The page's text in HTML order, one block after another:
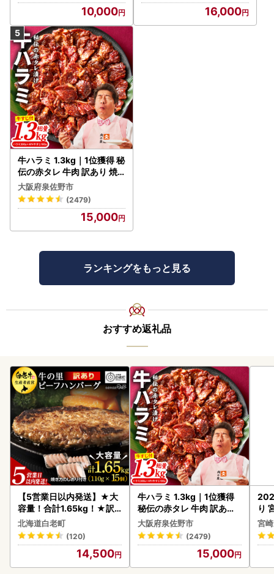
10,000 16,000
牛ハラミ 1.3kg｜1位獲得 秘
伝の赤タレ 牛肉 訳あり 焼
肉 BBQ
大阪府泉佐野市
(2479)
15,000
ランキングをもっと見る
おすすめ返礼品
【5営業日以内発送】★大
容量！合計1.65kg！★訳
あり・牛の里ビーフハンバ
ーグ(110ｇ5枚入）×3 AG
058
北海道白老町
(120)
14,500
牛ハラミ 1.3kg｜1位獲得
秘伝の赤タレ 牛肉 訳あり
焼肉 BBQ
大阪府泉佐野市
(2479)
15,000
り
宮